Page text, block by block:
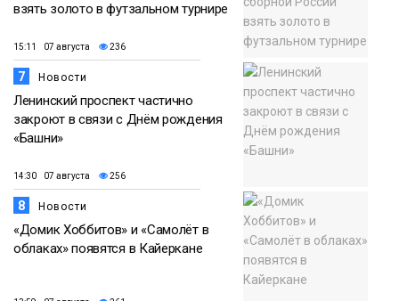
взять золото в футзальном турнире
15:11 07 августа 236
7 Новости
Ленинский проспект частично
закроют в связи с Днём рождения
«Башни»
14:30 07 августа 256
8 Новости
«Домик Хоббитов» и «Самолёт в
облаках» появятся в Кайеркане